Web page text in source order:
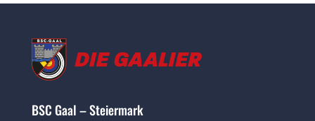
BSC Gaal – Steiermark